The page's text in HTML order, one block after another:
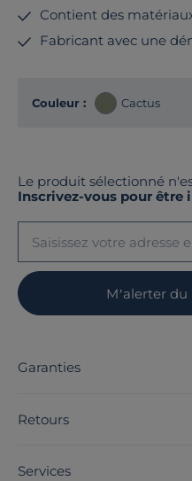
Contient des
Fabricant avec une
Couleur : Cactus
Le produit sélectionné
Inscrivez-vous pour être
M’alerter
Garanties
Retours
Services